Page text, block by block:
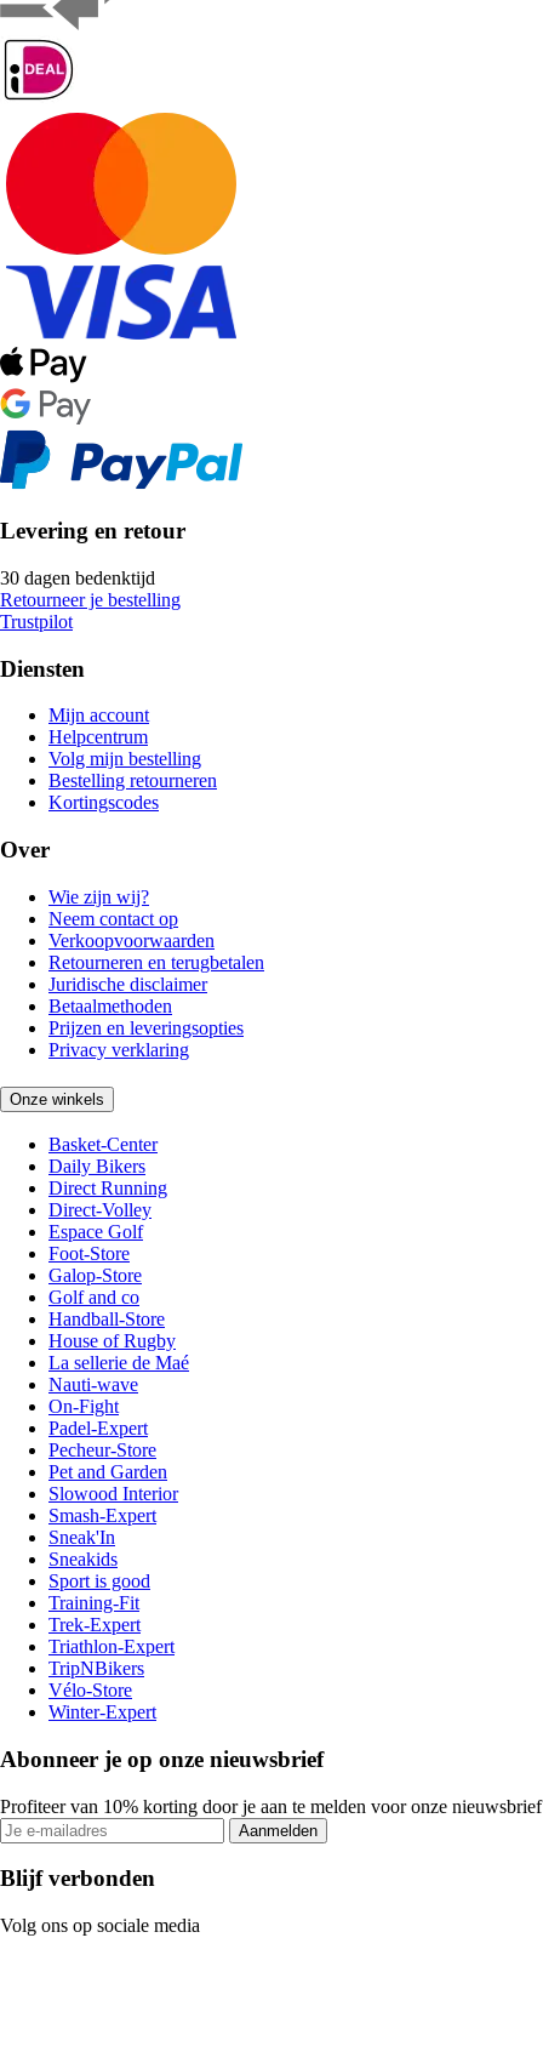
Levering en retour
30 dagen bedenktijd
Retourneer je bestelling
Trustpilot
Diensten
Mijn account
Helpcentrum
Volg mijn bestelling
Bestelling retourneren
Kortingscodes
Over
Wie zijn wij?
Neem contact op
Verkoopvoorwaarden
Retourneren en terugbetalen
Juridische disclaimer
Betaalmethoden
Prijzen en leveringsopties
Privacy verklaring
Onze winkels
Basket-Center
Daily Bikers
Direct Running
Direct-Volley
Espace Golf
Foot-Store
Galop-Store
Golf and co
Handball-Store
House of Rugby
La sellerie de Maé
Nauti-wave
On-Fight
Padel-Expert
Pecheur-Store
Pet and Garden
Slowood Interior
Smash-Expert
Sneak'In
Sneakids
Sport is good
Training-Fit
Trek-Expert
Triathlon-Expert
TripNBikers
Vélo-Store
Winter-Expert
Abonneer je op onze nieuwsbrief
Profiteer van 10% korting door je aan te melden voor onze nieuwsbrief
Aanmelden
Blijf verbonden
Volg ons op sociale media